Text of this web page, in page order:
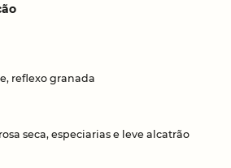
reflexo granada
seca, especiarias e leve alcatrão